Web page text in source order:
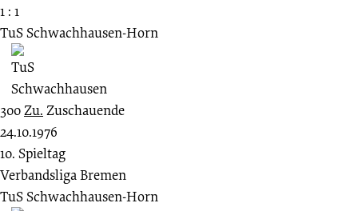
1 : 1
TuS Schwachhausen-Horn
300Zu. Zuschauende
24.10.1976
10. Spieltag
Verbandsliga Bremen
TuS Schwachhausen-Horn